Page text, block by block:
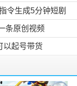
令生成5分钟短剧
条原创视频
以起号带货